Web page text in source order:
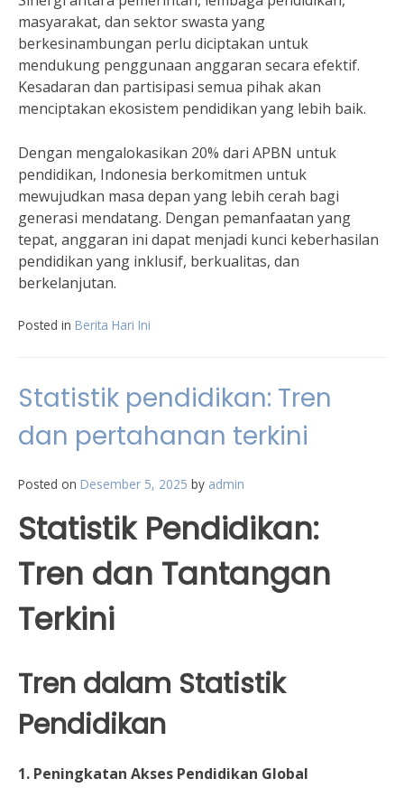
masyarakat, dan sektor swasta yang
berkesinambungan perlu diciptakan untuk
mendukung penggunaan anggaran secara efektif.
Kesadaran dan partisipasi semua pihak akan
menciptakan ekosistem pendidikan yang lebih baik.
Dengan mengalokasikan 20% dari APBN untuk
pendidikan, Indonesia berkomitmen untuk
mewujudkan masa depan yang lebih cerah bagi
generasi mendatang. Dengan pemanfaatan yang
tepat, anggaran ini dapat menjadi kunci keberhasilan
pendidikan yang inklusif, berkualitas, dan
berkelanjutan.
Posted in Berita Hari Ini
Statistik pendidikan: Tren
dan pertahanan terkini
Posted on Desember 5, 2025 by admin
Statistik Pendidikan:
Tren dan Tantangan
Terkini
Tren dalam Statistik
Pendidikan
1. Peningkatan Akses Pendidikan Global